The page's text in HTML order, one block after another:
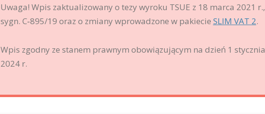
Uwaga! Wpis zaktualizowany o tezy wyroku TSUE z 18 marca 2021 r.,
sygn. C‑895/19 oraz o zmiany wprowadzone w pakiecie SLIM VAT 2.
Wpis zgodny ze stanem prawnym obowiązującym na dzień 1 stycznia
2024 r.